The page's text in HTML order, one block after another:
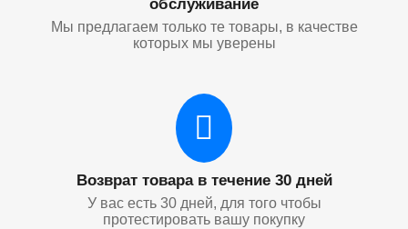
обслуживание
Мы предлагаем только те товары, в качестве
которых мы уверены
Возврат товара в течение 30 дней
У вас есть 30 дней, для того чтобы
протестировать вашу покупку